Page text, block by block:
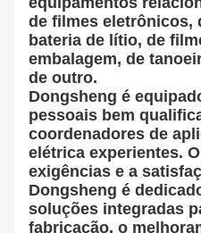
de filmes eletrônicos,
bateria de lítio, de
embalagem, de
de outro.
Dongsheng é
pessoais bem
coordenadores de
elétrica experientes.
exigências e a
Dongsheng é
soluções integradas
fabricação, o